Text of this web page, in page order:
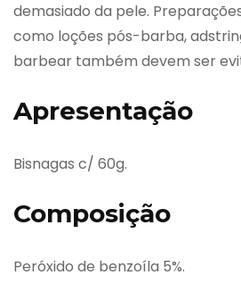
demasiado da pele.
como loções pós-barba,
barbear também devem ser
Apresentação
Bisnagas c/ 60g.
Composição
Peróxido de benzoíla 5%.